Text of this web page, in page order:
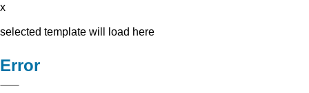
x
selected template will load here
Error